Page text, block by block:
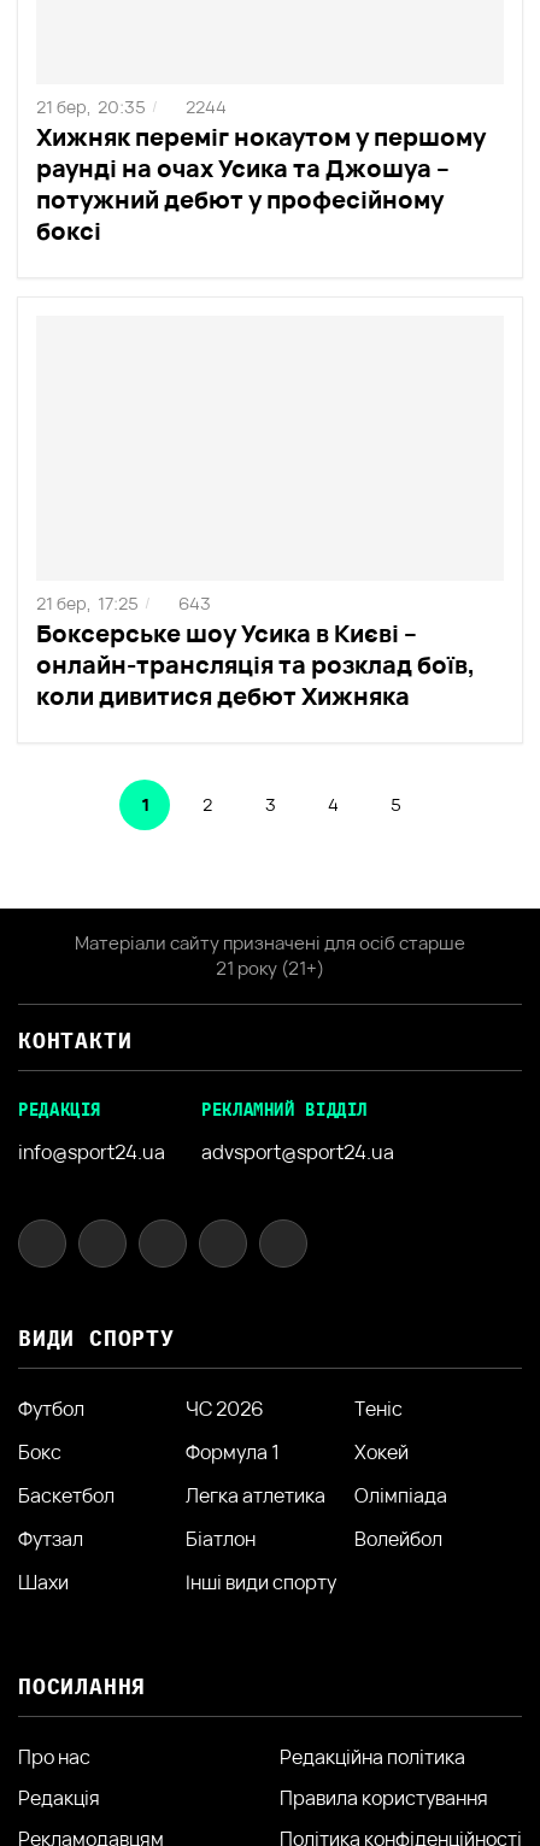
Хижняк переміг нокаутом у першому
раунді на очах Усика та Джошуа –
потужний дебют у професійному
боксі
21 бер, 20:35 / 2244
Боксерське шоу Усика в Києві –
онлайн-трансляція та розклад боїв,
коли дивитися дебют Хижняка
21 бер, 17:25 / 643
1 2 3 4 5
Матеріали сайту призначені для осіб старше
21 року (21+)
КОНТАКТИ
РЕДАКЦІЯ
info@sport24.ua
РЕКЛАМНИЙ ВІДДІЛ
advsport@sport24.ua
ВИДИ СПОРТУ
Футбол ЧС 2026
Теніс
Бокс
Формула 1
Хокей
Баскетбол
Легка атлетика
Олімпіада
Футзал
Біатлон
Волейбол
Шахи
Інші види спорту
ПОСИЛАННЯ
Про нас
Редакція
Рекламодавцям
Редакційна політика
Правила користування
Політика конфіденційності